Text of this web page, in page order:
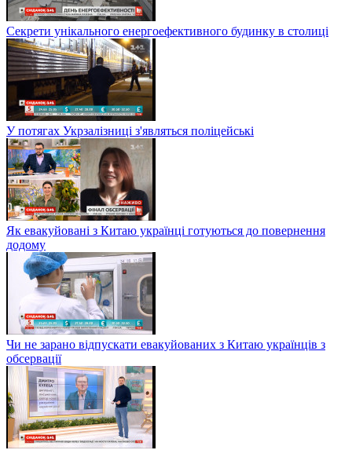
Секрети унікального енергоефективного будинку в столиці
У потягах Укрзалізниці з'являться поліцейські
Як евакуйовані з Китаю українці готуються до повернення
додому
Чи не зарано відпускати евакуйованих з Китаю українців з
обсервації